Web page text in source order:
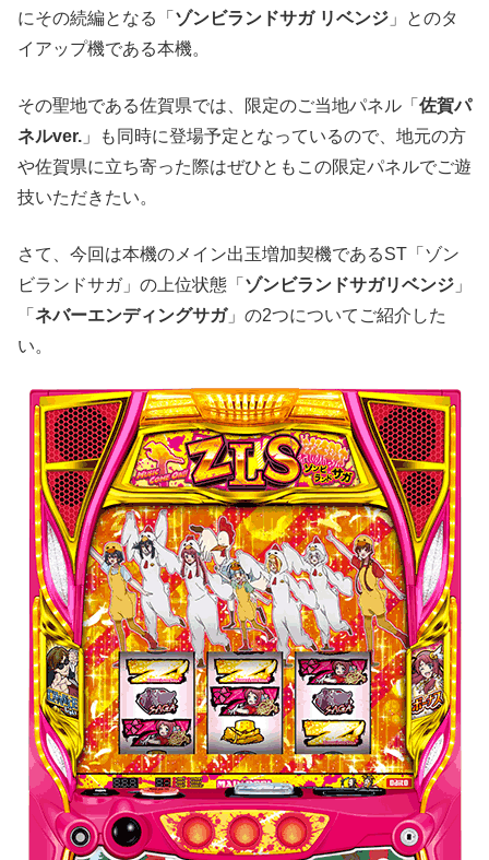
にその続編となる「 ゾンビランドサガ リベンジ 」とのタ
イアップ機である本機。
その聖地である佐賀県では、限定のご当地パネル「 佐賀パ
ネルver. 」も同時に登場予定となっているので、地元の方
や佐賀県に立ち寄った際はぜひともこの限定パネルでご遊
技いただきたい。
さて、今回は本機のメイン出玉増加契機であるST「ゾン
ビランドサガ」の上位状態「 ゾンビランドサガリベンジ 」
「 ネバーエンディングサガ」の2つについてご紹介した
い。